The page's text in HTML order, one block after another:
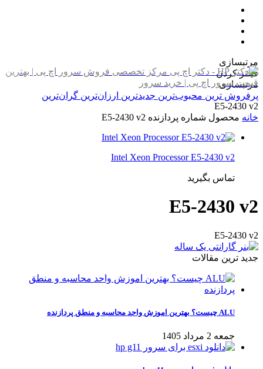
مرتبسازی
فیلتر کردن
مرتبسازی
پرفروش ترین محبوب‌ترین جدیدترین ارزان‌ترین گران‌ترین
E5-2430 v2
خانه محصول شماره پردازنده E5-2430 v2
Intel Xeon Processor E5-2430 v2
تماس بگیرید
E5-2430 v2
E5-2430 v2
جدید ترین مقالات
ALU چیست؟ بهترین اموزش واحد محاسبه و منطق پردازنده
جمعه 2 مرداد 1405